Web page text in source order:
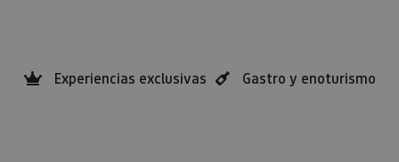
Experiencias exclusivas Gastro y enoturismo